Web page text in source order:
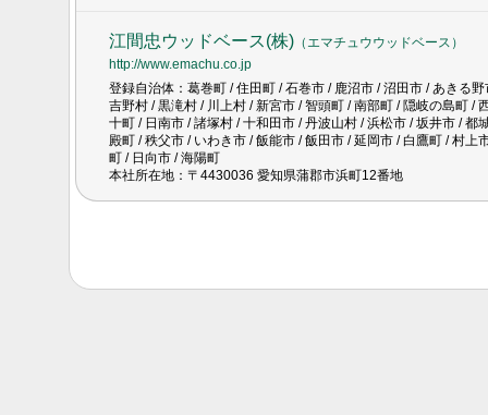
江間忠ウッドベース(株)（エマチュウウッドベース ）
http://www.emachu.co.jp
登録自治体：葛巻町 / 住田町 / 石巻市 / 鹿沼市 / 沼田市 / あきる
吉野村 / 黒滝村 / 川上村 / 新宮市 / 智頭町 / 南部町 / 隠岐の島町 /
十町 / 日南市 / 諸塚村 / 十和田市 / 丹波山村 / 浜松市 / 坂井市 /
殿町 / 秩父市 / いわき市 / 飯能市 / 飯田市 / 延岡市 / 白鷹町 / 村
町 / 日向市 / 海陽町
本社所在地：〒4430036 愛知県蒲郡市浜町12番地